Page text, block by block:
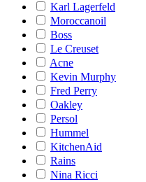
Karl Lagerfeld
Moroccanoil
Boss
Le Creuset
Acne
Kevin Murphy
Fred Perry
Oakley
Persol
Hummel
KitchenAid
Rains
Nina Ricci